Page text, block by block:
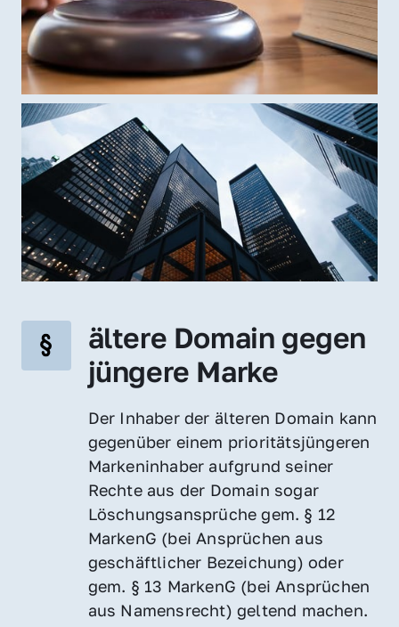
ältere Domain gegen
jüngere Marke
Der Inhaber der älteren Domain kann
gegenüber einem prioritätsjüngeren
Markeninhaber aufgrund seiner
Rechte aus der Domain sogar
Löschungsansprüche gem. § 12
MarkenG (bei Ansprüchen aus
geschäftlicher Bezeichung) oder
gem. § 13 MarkenG (bei Ansprüchen
aus Namensrecht) geltend machen.